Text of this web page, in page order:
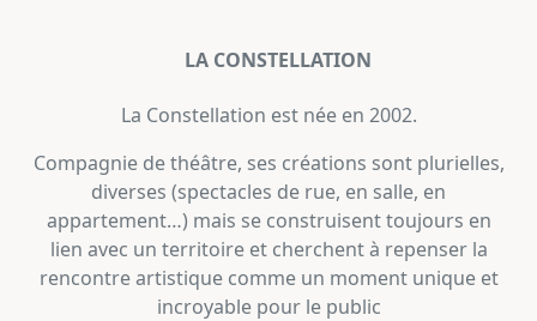
LA CONSTELLATION
La Constellation est née en 2002.
Compagnie de théâtre, ses créations sont plurielles,
diverses (spectacles de rue, en salle, en
appartement…) mais se construisent toujours en
lien avec un territoire et cherchent à repenser la
rencontre artistique comme un moment unique et
incroyable pour le public